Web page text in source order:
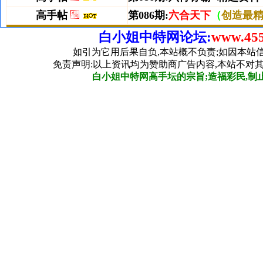
白小姐中特网论坛:
如引为它用后果自负,本站概不负责;如因本站
免责声明:以上资讯均为赞助商广告内容,本站不对
白小姐中特网高手坛的宗旨;造福彩民,制